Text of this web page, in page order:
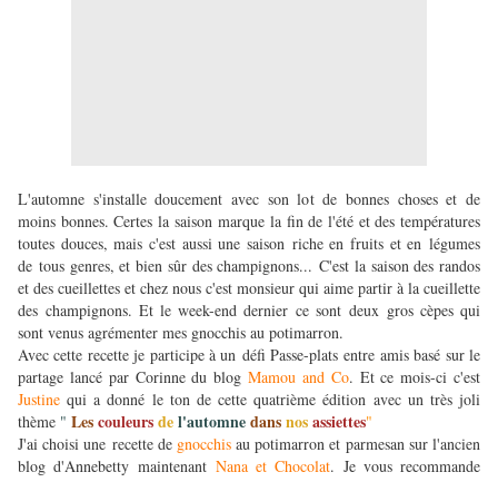
L'automne s'installe doucement avec son lot de bonnes choses et de
moins bonnes. Certes la saison marque la fin de l'été et des températures
toutes douces, mais c'est aussi une saison riche en fruits et en légumes
de tous genres, et bien sûr des champignons... C'est la saison des randos
et des cueillettes et chez nous c'est monsieur qui aime partir à la cueillette
des champignons. Et le week-end dernier ce sont deux gros cèpes qui
sont venus agrémenter mes gnocchis au potimarron.
Avec cette recette je participe à un défi Passe-plats entre amis basé sur le
partage lancé par Corinne du blog Mamou and Co. Et ce mois-ci c'est
Justinequi a donné le ton de cette quatrième édition avec un très joli
thème " Lescouleursdel'automnedansnosassiettes"
J'ai choisi une recette de gnocchisau potimarron et parmesan sur l'ancien
blog d'Annebetty maintenant Nana et Chocolat. Je vous recommande